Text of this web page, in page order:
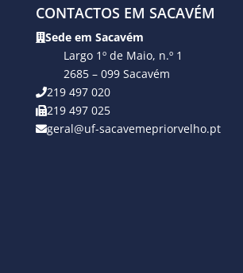
CONTACTOS EM SACAVÉM
Sede em Sacavém
Largo 1º de Maio, n.º 1
2685 – 099 Sacavém
219 497 020
219 497 025
geral@uf-sacavemepriorvelho.pt